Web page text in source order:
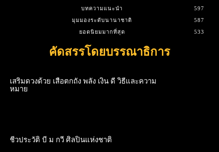
บทความแนะนำ
597
มุมมองระดับนานาชาติ
587
ยอดนิยมมากที่สุด
533
คัดสรรโดยบรรณาธิการ
เสริมดวงด้วย เสือตกถัง พลัง เงิน ดี วิธีและความ
หมาย
ชีวประวัติ บี ม กวี ศิลปินแห่งชาติ